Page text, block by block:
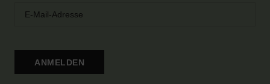
ANMELDEN